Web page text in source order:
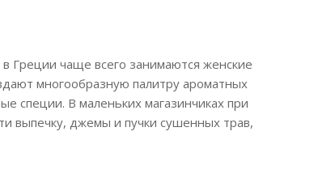
Греции чаще всего занимаются женские
многообразную палитру ароматных
специи. В маленьких магазинчиках при
выпечку, джемы и пучки сушенных трав,